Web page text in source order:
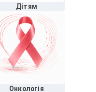
Дітям
Онкологія